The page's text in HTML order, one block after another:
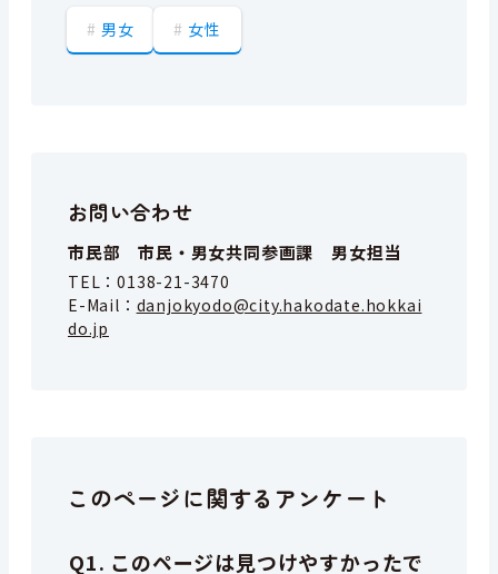
男女 女性
お問い合わせ
市民部 市民・男女共同参画課 男女担当
TEL：0138-21-3470
E-Mail： danjokyodo@city.hakodate.hokkai
do.jp
このページに関するアンケート